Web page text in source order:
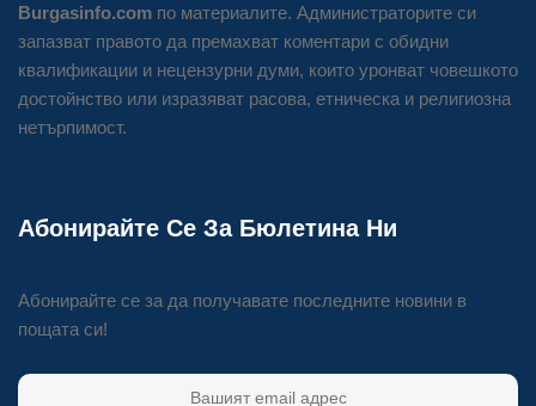
Burgasinfo.com по материалите. Администраторите си
запазват правото да премахват коментари с обидни
квалификации и нецензурни думи, които уронват човешкото
достойнство или изразяват расова, етническа и религиозна
нетърпимост.
Абонирайте Се За Бюлетина Ни
Абонирайте се за да получавате последните новини в
пощата си!